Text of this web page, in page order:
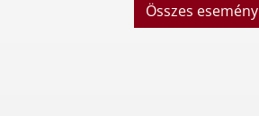
Összes esemény